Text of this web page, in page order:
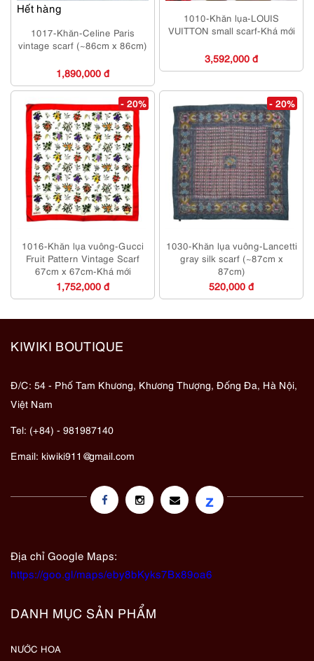
Hết hàng
1017-Khăn-Celine Paris
vintage scarf (~86cm x 86cm)
1,890,000 đ
1010-Khăn lụa-LOUIS
VUITTON small scarf-Khá mới
3,592,000 đ
- 20%
1016-Khăn lụa vuông-Gucci
Fruit Pattern Vintage Scarf
67cm x 67cm-Khá mới
1,752,000 đ
- 20%
1030-Khăn lụa vuông-Lancetti
gray silk scarf (~87cm x
87cm)
520,000 đ
KIWIKI BOUTIQUE
Đ/C: 54 - Phố Tam Khương, Khương Thượng, Đống Đa, Hà Nội,
Việt Nam
Tel: (+84) - 981987140
Email: kiwiki911@gmail.com
z
Địa chỉ Google Maps:
https://goo.gl/maps/eby8bKyks7Bx89oa6
DANH MỤC SẢN PHẨM
NƯỚC HOA